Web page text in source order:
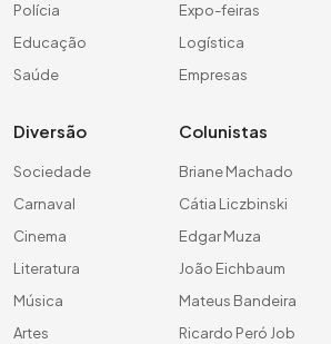
Polícia
Educação
Saúde
Expo-feiras
Logística
Empresas
Diversão
Sociedade
Carnaval
Cinema
Literatura
Música
Artes
Colunistas
Briane Machado
Cátia Liczbinski
Edgar Muza
João Eichbaum
Mateus Bandeira
Ricardo Peró Job